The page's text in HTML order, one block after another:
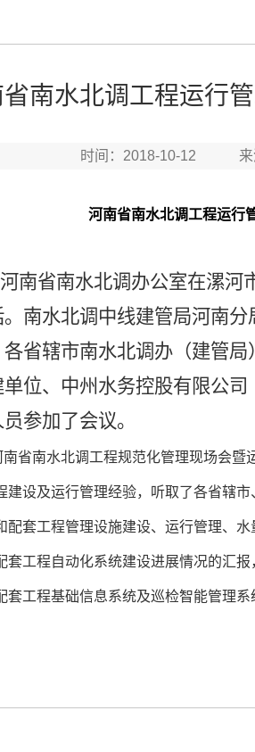
南水北调工程运行
时间：2018-10-12 来
河南省南水北调工程运行
南省南水北调办公室在漯
南水北调中线建管局河南
省辖市南水北调办（建管
位、中州水务控股有限公
参加了会议。
省南水北调工程规范化管理现场会
设及运行管理经验，听取了各省辖
配套工程管理设施建设、运行管理、
工程自动化系统建设进展情况的汇
工程基础信息系统及巡检智能管理